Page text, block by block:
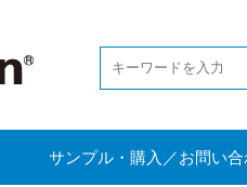
サンプル・購入／お問い